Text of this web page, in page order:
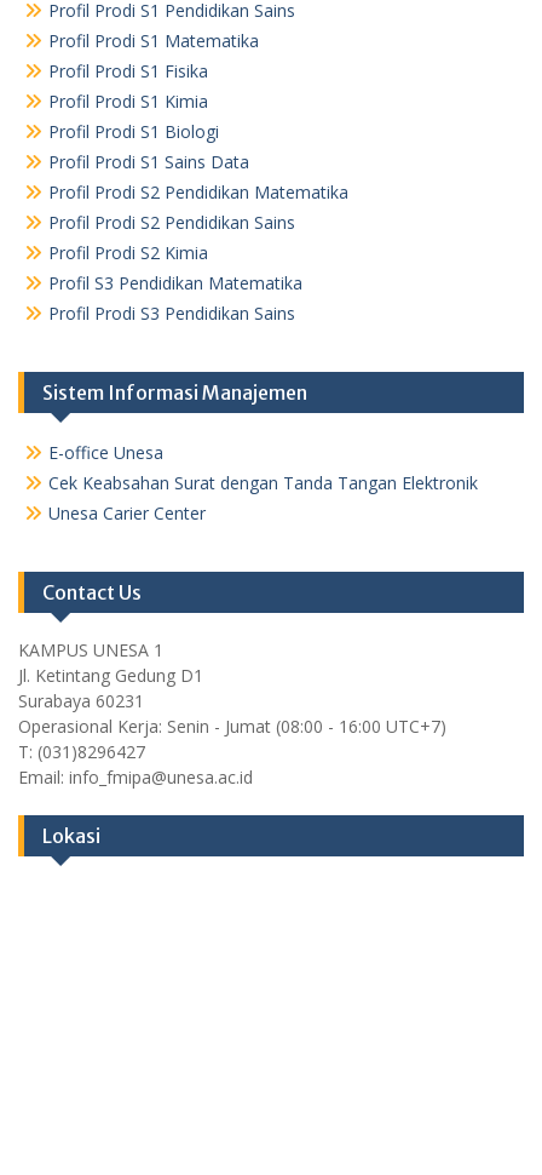
Profil Prodi S1 Pendidikan Sains
Profil Prodi S1 Matematika
Profil Prodi S1 Fisika
Profil Prodi S1 Kimia
Profil Prodi S1 Biologi
Profil Prodi S1 Sains Data
Profil Prodi S2 Pendidikan Matematika
Profil Prodi S2 Pendidikan Sains
Profil Prodi S2 Kimia
Profil S3 Pendidikan Matematika
Profil Prodi S3 Pendidikan Sains
Sistem Informasi Manajemen
E-office Unesa
Cek Keabsahan Surat dengan Tanda Tangan Elektronik
Unesa Carier Center
Contact Us
KAMPUS UNESA 1
Jl. Ketintang Gedung D1
Surabaya 60231
Operasional Kerja: Senin - Jumat (08:00 - 16:00 UTC+7)
T: (031)8296427
Email: info_fmipa@unesa.ac.id
Lokasi